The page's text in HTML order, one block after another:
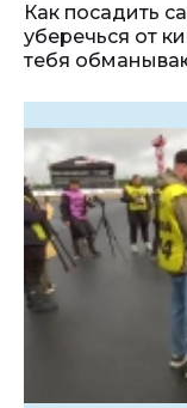
Как посадить
уберечься от
тебя